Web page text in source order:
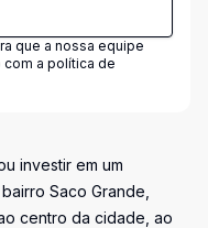
que a nossa equipe
a política de
investir em um
Saco Grande,
centro da cidade, ao